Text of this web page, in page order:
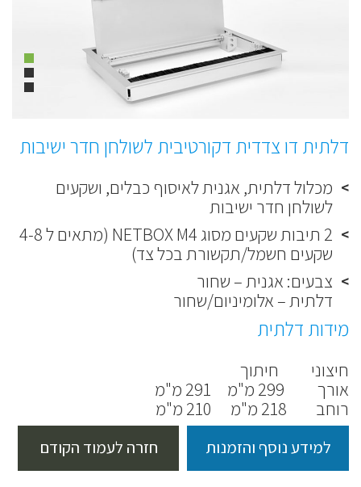
דלתית דו צדדית דקורטיבית לשולחן חדר ישיבות
מכלול דלתית, אגנית לאיסוף כבלים, ושקעים
לשולחן חדר ישיבות
2 תיבות שקעים מסוג NETBOX M4 (מתאים ל 4-8
שקעים חשמל/תקשורת בכל צד)
צבעים: אגנית – שחור
דלתית – אלומיניום/שחור
מידות דלתית
חיצוני חיתוך
אורך 299 מ"מ 291 מ"מ
רוחב 218 מ"מ 210 מ"מ
למידע נוסף והזמנות חזרה לעמוד הקודם